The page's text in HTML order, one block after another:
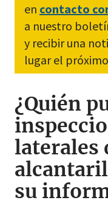
en contacto
a nuestro
y recibir una
lugar el
¿Quién
laterales
su